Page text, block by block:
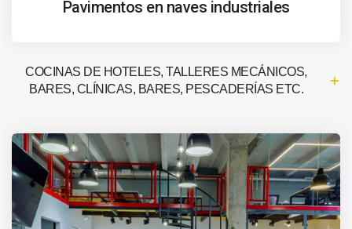
Pavimentos en naves industriales
COCINAS DE HOTELES, TALLERES MECÁNICOS,
BARES, CLÍNICAS, BARES, PESCADERÍAS ETC.